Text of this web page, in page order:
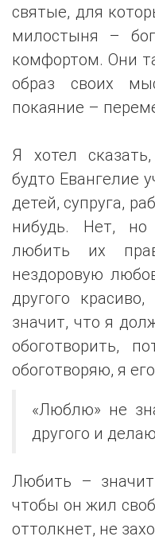
святые, для
милостыня –
комфортом. Они
образ своих
покаяние –
Я хотел
будто Евангелие
детей, супруга,
нибудь. Нет,
любить их
нездоровую
другого
значит, что я
обоготворить,
обоготворяю, я
«Люблю» не
другого и
Любить –
чтобы он жил
оттолкнет, не